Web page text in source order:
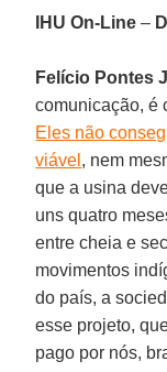
IHU On-Line–
Felício Pontes
comunicação, é
Eles não
viável , nem
que a usina
uns quatro
entre cheia e
movimentos
do país, a
esse projeto,
pago por nós,